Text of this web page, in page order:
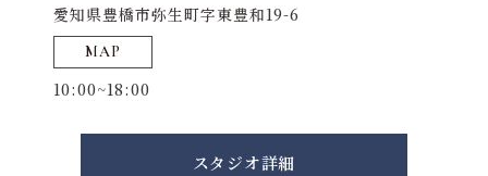
愛知県豊橋市弥生町字東豊和19-6
MAP
10:00~18:00
スタジオ詳細